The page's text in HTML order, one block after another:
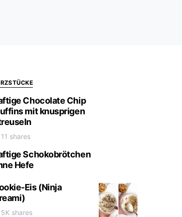
Chocolate Chip
mit knusprigen
11 shares
Schokobrötchen
Hefe
Eis (Ninja
5K shares